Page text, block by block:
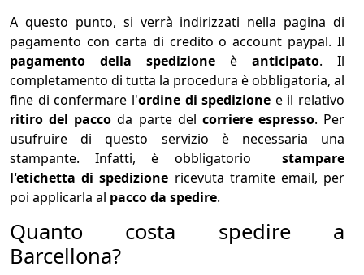
A questo punto, si verrà indirizzati nella pagina di
pagamento con carta di credito o account paypal. Il
pagamento della spedizione è anticipato. Il
completamento di tutta la procedura è obbligatoria, al
fine di confermare l'ordine di spedizione e il relativo
ritiro del pacco da parte del corriere espresso. Per
usufruire di questo servizio è necessaria una
stampante. Infatti, è obbligatorio stampare
l'etichetta di spedizione ricevuta tramite email, per
poi applicarla al pacco da spedire.
Quanto costa spedire a
Barcellona?